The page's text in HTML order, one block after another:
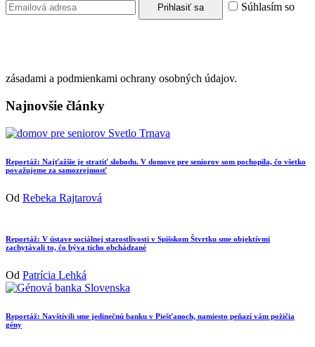
Súhlasím so
zásadami a podmienkami ochrany osobných údajov.
Najnovšie články
Reportáž: Najťažšie je stratiť slobodu. V domove pre seniorov som pochopila, čo všetko
považujeme za samozrejmosť
Od Rebeka Rajtarová
Reportáž: V ústave sociálnej starostlivosti v Spišskom Štvrtku sme objektívmi
zachytávali to, čo býva ticho obchádzané
Od Patrícia Lehká
Reportáž: Navštívili sme jedinečnú banku v Piešťanoch, namiesto peňazí vám požičia
gény